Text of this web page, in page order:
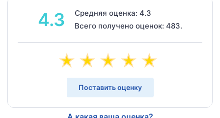
4.3
Средняя оценка: 4.3
Всего получено оценок: 483.
Поставить оценку